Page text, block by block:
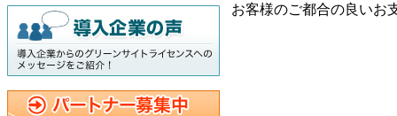
お客様のご都合の良いお